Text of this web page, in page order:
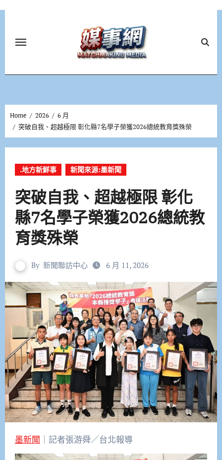
Home 2026
6 月
突破自我、超越極限 彰化縣7名學子榮獲2026總統教育獎殊榮
.地方新鮮事 新聞來源:墨新聞
突破自我、超越極限 彰化
縣7名學子榮獲2026總統教
育獎殊榮
By 新聞聯訪中心 6 月 11, 2026
墨新聞 ｜記者張游舜／台北報導